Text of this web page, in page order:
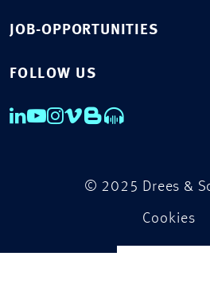
JOB-OPPORTUNITIES
FOLLOW US
© 2025 Drees &
Cookies